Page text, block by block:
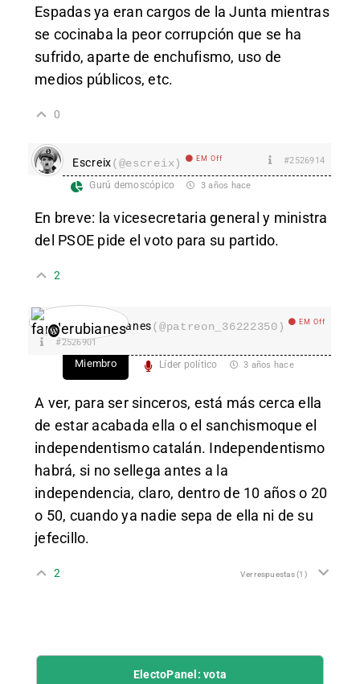
Espadas ya eran cargos de la Junta mientras
se cocinaba la peor corrupción que se ha
sufrido, aparte de enchufismo, uso de
medios públicos, etc.
0
Escreix(@escreix) EM Off #2526914
Gurú demoscópico 3 años hace
En breve: la vicesecretaria general y ministra
del PSOE pide el voto para su partido.
2
fanderubianes(@patreon_36222350) EM Off
#2526901
Miembro Líder político 3 años hace
A ver, para ser sinceros, está más cerca ella
de estar acabada ella o el sanchismoque el
independentismo catalán. Independentismo
habrá, si no sellega antes a la
independencia, claro, dentro de 10 años o 20
o 50, cuando ya nadie sepa de ella ni de su
jefecillo.
2 Ver respuestas(1)
ElectoPanel: vota